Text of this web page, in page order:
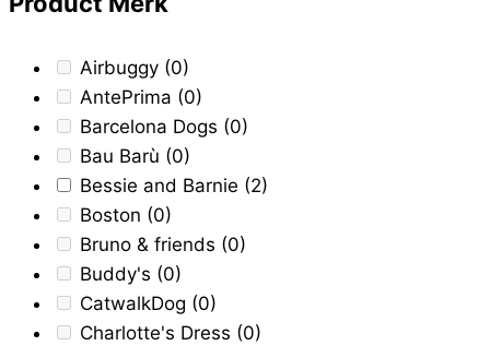
Airbuggy (0)
AntePrima (0)
Barcelona Dogs (0)
Bau Barù (0)
Bessie and Barnie (2)
Boston (0)
Bruno & friends (0)
Buddy's (0)
CatwalkDog (0)
Charlotte's Dress (0)